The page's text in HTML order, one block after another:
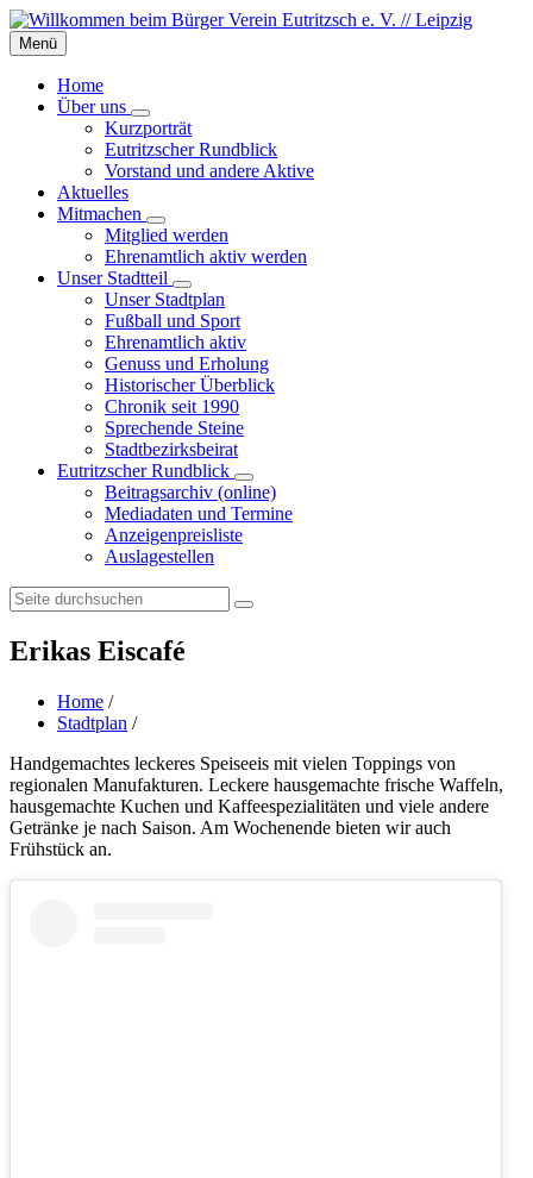
Skip
to
content
Skip
to
left
sidebar
Skip
to
footer
Menü
Home
Über uns
Kurzporträt
Eutritzscher Rundblick
Vorstand und andere Aktive
Aktuelles
Mitmachen
Mitglied werden
Ehrenamtlich aktiv werden
Unser Stadtteil
Unser Stadtplan
Fußball und Sport
Ehrenamtlich aktiv
Genuss und Erholung
Historischer Überblick
Chronik seit 1990
Sprechende Steine
Stadtbezirksbeirat
Eutritzscher Rundblick
Beitragsarchiv (online)
Mediadaten und Termine
Anzeigenpreisliste
Auslagestellen
Search:
Erikas Eiscafé
Home /
Stadtplan /
Handgemachtes leckeres Speiseeis mit vielen Toppings von
regionalen Manufakturen. Leckere hausgemachte frische Waffeln,
hausgemachte Kuchen und Kaffeespezialitäten und viele andere
Getränke je nach Saison. Am Wochenende bieten wir auch
Frühstück an.